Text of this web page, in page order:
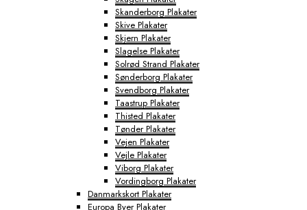
Skanderborg Plakater
Skive Plakater
Skjern Plakater
Slagelse Plakater
Solrød Strand Plakater
Sønderborg Plakater
Svendborg Plakater
Taastrup Plakater
Thisted Plakater
Tønder Plakater
Vejen Plakater
Vejle Plakater
Viborg Plakater
Vordingborg Plakater
Danmarkskort Plakater
Europa Byer Plakater